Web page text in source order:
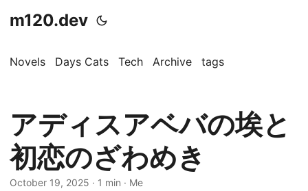
m120.dev
Novels Days Cats Tech Archive tags
アディスアベバの埃と
初恋のざわめき
October 19, 2025 · 1 min · Me